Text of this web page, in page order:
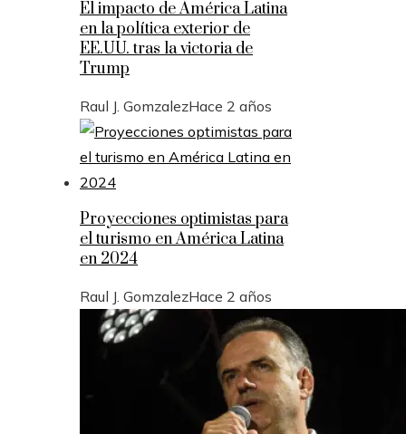
El impacto de América Latina
en la política exterior de
EE.UU. tras la victoria de
Trump
Raul J. GomzalezHace 2 años
Proyecciones optimistas para
el turismo en América Latina
en 2024
Raul J. GomzalezHace 2 años